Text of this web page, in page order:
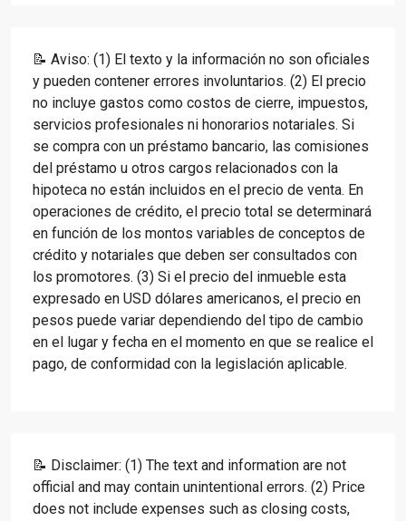
📝 Aviso: (1) El texto y la información no son oficiales
y pueden contener errores involuntarios. (2) El precio
no incluye gastos como costos de cierre, impuestos,
servicios profesionales ni honorarios notariales. Si
se compra con un préstamo bancario, las comisiones
del préstamo u otros cargos relacionados con la
hipoteca no están incluidos en el precio de venta. En
operaciones de crédito, el precio total se determinará
en función de los montos variables de conceptos de
crédito y notariales que deben ser consultados con
los promotores. (3) Si el precio del inmueble esta
expresado en USD dólares americanos, el precio en
pesos puede variar dependiendo del tipo de cambio
en el lugar y fecha en el momento en que se realice el
pago, de conformidad con la legislación aplicable.
📝 Disclaimer: (1) The text and information are not
official and may contain unintentional errors. (2) Price
does not include expenses such as closing costs,